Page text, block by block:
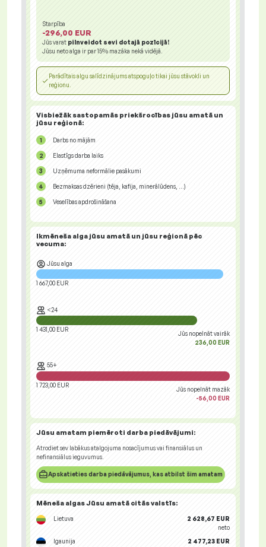
Starpība
-296,00 EUR
Jūs varat pilnveidot sevi dotajā pozīcijā!
Jūsu neto alga ir par15% mazāka nekā vidējā.
Parādītais algu salīdzinājums atspoguļo tikai jūsu stāvokli un
reģionu.
Visbiežāk sastopamās priekšrocības jūsu amatā un
jūsu reģionā:
Darbs no mājām
Elastīgs darba laiks
Uzņēmuma neformālie pasākumi
Bezmaksas dzērieni (tēja, kafija, minerālūdens, ...)
Veselības apdrošināšana
Ikmēneša alga jūsu amatā un jūsu reģionā pēc
vecuma:
Jūsu alga
1 667,00 EUR
<24
1 431,00 EUR
Jūs nopelnāt vairāk
236,00 EUR
55+
1 723,00 EUR
Jūs nopelnāt mazāk
-56,00 EUR
Jūsu amatam piemēroti darba piedāvājumi:
Atrodiet sev labākus atalgojuma nosacījumus vai finansiālus un
nefinansiālus ieguvumus.
Apskatieties darba piedāvājumus, kas atbilst šim amatam
Mēneša algas Jūsu amatā citās valstīs:
Lietuva
2 628,67 EUR
neto
Igaunija
2 477,23 EUR